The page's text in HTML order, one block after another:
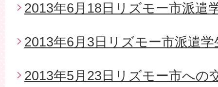
2013年6月18日リズモー市派遣
2013年6月3日リズモー市派遣学
2013年5月23日リズモー市への